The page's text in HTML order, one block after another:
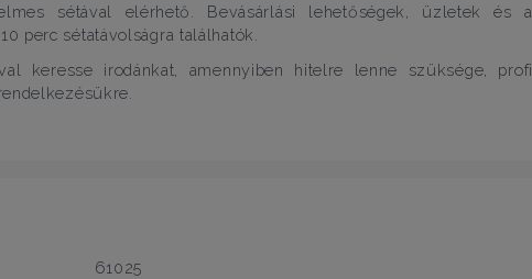
sétával elérhető. Bevásárlási lehetőségek, üzletek és a
perc sétatávolságra találhatók.
keresse irodánkat, amennyiben hitelre lenne szüksége, profi
61025